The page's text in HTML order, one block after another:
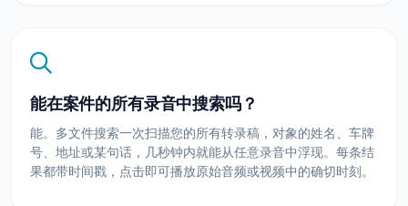
能在案件的所有录音中搜索吗？
能。多文件搜索一次扫描您的所有转录稿，对象的姓名、车牌
号、地址或某句话，几秒钟内就能从任意录音中浮现。每条结
果都带时间戳，点击即可播放原始音频或视频中的确切时刻。